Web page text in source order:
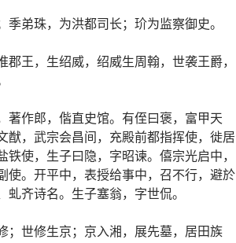
季弟珠，为洪都司长；玠为监察御史。
郡王，生绍威，绍威生周翰，世袭王爵，
著作郎，偕直史馆。有侄曰褒，富甲天
猷，武宗会昌间，充殿前都指挥使，徙居
铁使，生子曰隐，字昭谏。僖宗光启中，
使。开平中，表授给事中，召不行，避於
齐诗名。生子塞翁，字世侃。
；世修生京；京入湘，展先墓，居田族